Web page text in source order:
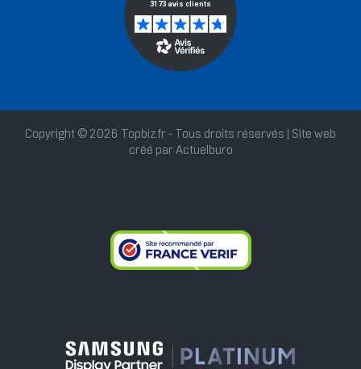
Copyright © 2026 Topbiz.fr - Tous droits réservés | Site web
créé par Actuelburo